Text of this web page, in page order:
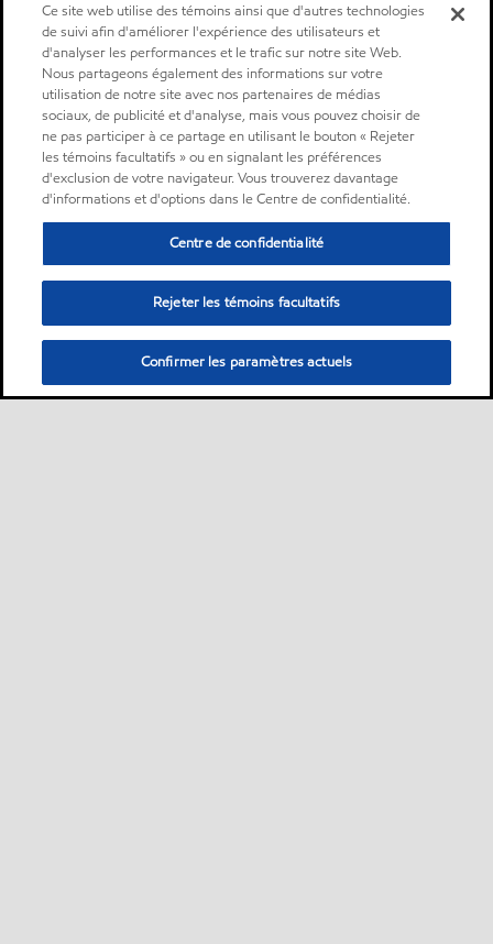
Ce site web utilise des témoins ainsi que d'autres technologies
de suivi afin d'améliorer l'expérience des utilisateurs et
d'analyser les performances et le trafic sur notre site Web.
Nous partageons également des informations sur votre
utilisation de notre site avec nos partenaires de médias
sociaux, de publicité et d'analyse, mais vous pouvez choisir de
ne pas participer à ce partage en utilisant le bouton « Rejeter
les témoins facultatifs » ou en signalant les préférences
d'exclusion de votre navigateur. Vous trouverez davantage
d'informations et d'options dans le Centre de confidentialité.
Centre de confidentialité
Rejeter les témoins facultatifs
Confirmer les paramètres actuels